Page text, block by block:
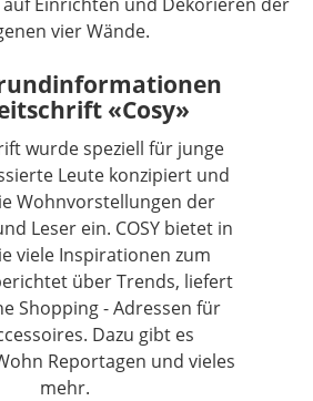
vier Wände.
«Cosy»
wurde speziell für junge
Leute konzipiert und
Wohnvorstellungen der
Leser ein. COSY bietet in
viele Inspirationen zum
über Trends, liefert
Shopping - Adressen für
Dazu gibt es
Reportagen und vieles
mehr.